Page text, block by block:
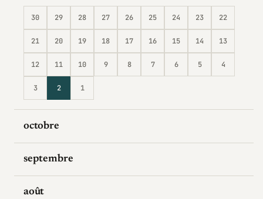
30 29 28 27 26 25 24 23 22
21 20 19 18 17 16 15 14 13
12 11 10 9 8 7 6 5 4
3 2 1
octobre
septembre
août